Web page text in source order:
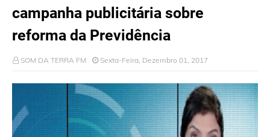
campanha publicitária sobre
reforma da Previdência
SOM DA TERRA FM Sexta-Feira, Dezembro 01, 2017